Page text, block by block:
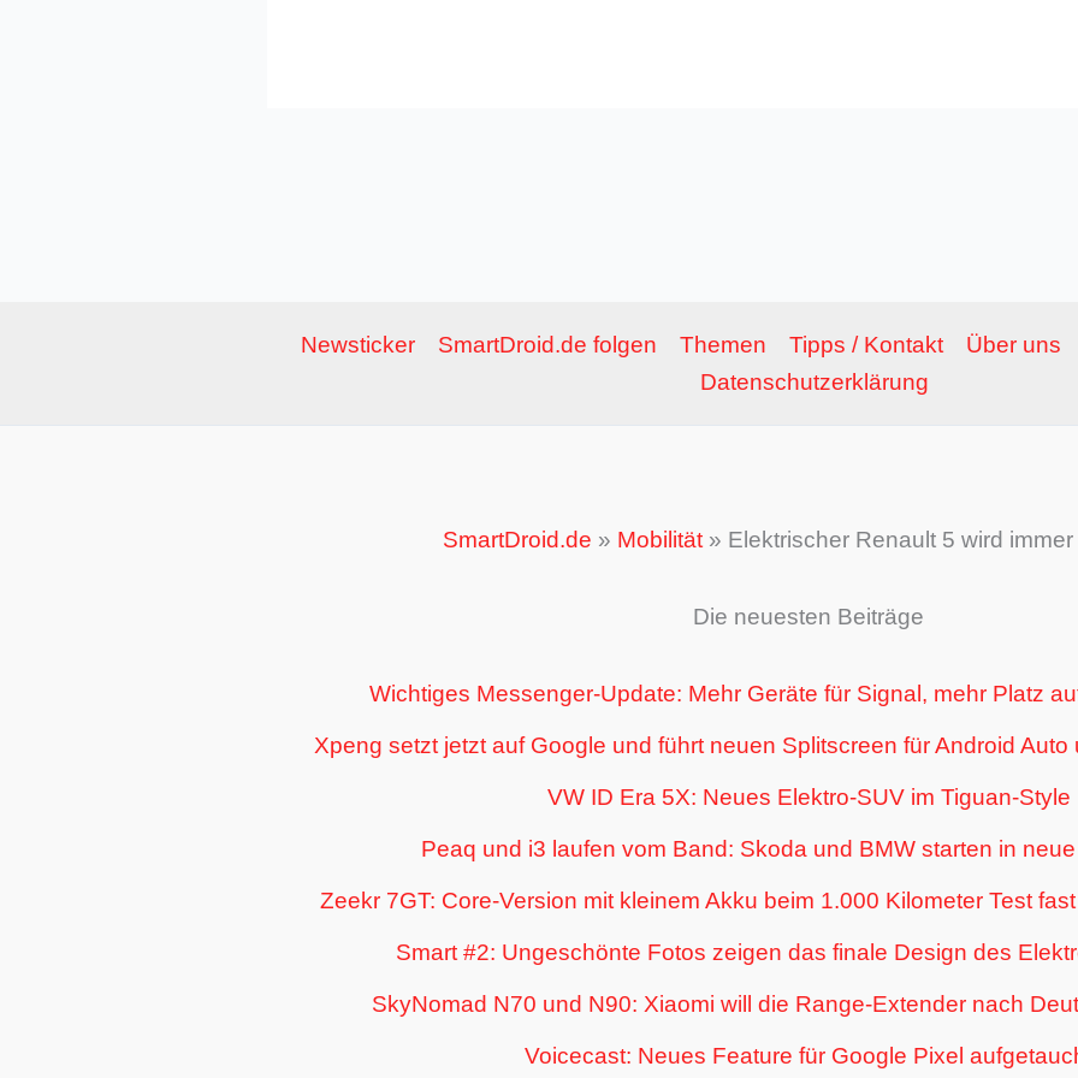
Newsticker SmartDroid.de folgen Themen Tipps / Kontakt Über uns
Datenschutzerklärung
SmartDroid.de » Mobilität» Elektrischer Renault 5 wird
Die neuesten Beiträge
Wichtiges Messenger-Update: Mehr Geräte für Signal, mehr Platz
Xpeng setzt jetzt auf Google und führt neuen Splitscreen für Android Auto
VW ID Era 5X: Neues Elektro-SUV im Tiguan-Style
Peaq und i3 laufen vom Band: Skoda und BMW starten in
Zeekr 7GT: Core-Version mit kleinem Akku beim 1.000 Kilometer Test
Smart #2: Ungeschönte Fotos zeigen das finale Design des
SkyNomad N70 und N90: Xiaomi will die Range-Extender nach
Voicecast: Neues Feature für Google Pixel